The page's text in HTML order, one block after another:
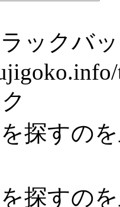
ックバ
探すの
探すの